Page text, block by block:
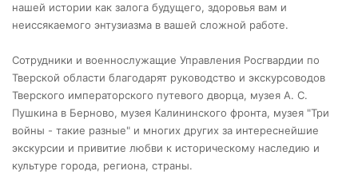
нашей истории как залога будущего, здоровья вам и
неиссякаемого энтузиазма в вашей сложной работе.
Сотрудники и военнослужащие Управления Росгвардии по
Тверской области благодарят руководство и экскурсоводов
Тверского императорского путевого дворца, музея А. С.
Пушкина в Берново, музея Калининского фронта, музея "Три
войны - такие разные" и многих других за интереснейшие
экскурсии и привитие любви к историческому наследию и
культуре города, региона, страны.